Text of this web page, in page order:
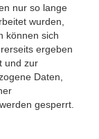
nur so lange
wurden,
können sich
ergeben
und zur
Daten,
gesperrt.